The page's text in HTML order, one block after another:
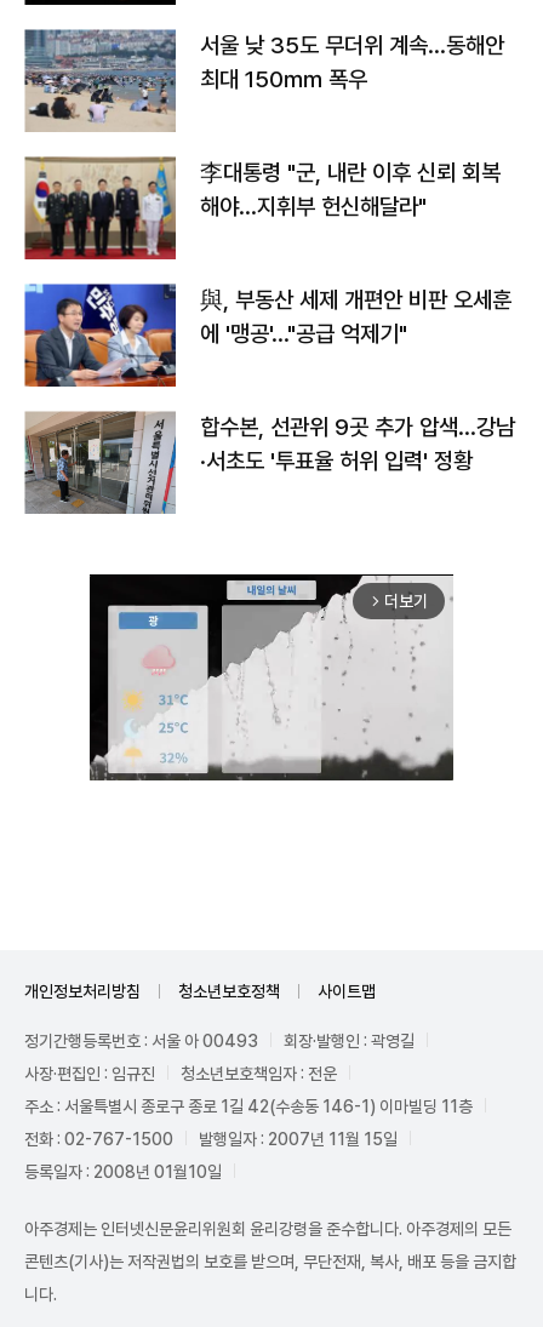
서울 낮 35도 무더위 계속…동해안
최대 150㎜ 폭우
李대통령 "군, 내란 이후 신뢰 회복
해야…지휘부 헌신해달라"
與, 부동산 세제 개편안 비판 오세훈
에 '맹공'…"공급 억제기"
합수본, 선관위 9곳 추가 압색…강남
·서초도 '투표율 허위 입력' 정황
arrow_forward_ios 더보기
개인정보처리방침 청소년보호정책 사이트맵
정기간행등록번호 : 서울 아 00493
회장·발행인 : 곽영길
사장·편집인 : 임규진
청소년보호책임자 : 전운
주소 : 서울특별시 종로구 종로 1길 42(수송동 146-1) 이마빌딩 11층
전화 : 02-767-1500
발행일자 : 2007년 11월 15일
등록일자 : 2008년 01월10일
아주경제는 인터넷신문윤리위원회 윤리강령을 준수합니다. 아주경제의 모든
콘텐츠(기사)는 저작권법의 보호를 받으며, 무단전재, 복사, 배포 등을 금지합
니다.